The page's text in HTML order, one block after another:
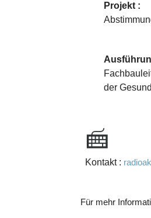
Projekt :
der
Kontakt :
Für mehr